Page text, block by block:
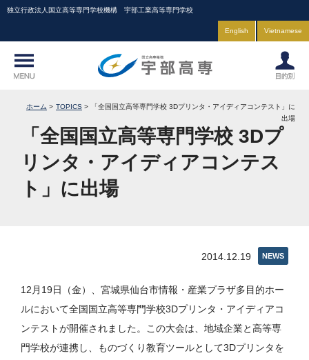
独立行政法人国立高等専門学校機構 宇部工業高等専門学校
English Vietnamese
ホーム TOPICS
「全国国立高等専門学校 3Dプリンタ・アイディアコンテスト」に
出場
「全国国立高等専門学校 3Dプ
リンタ・アイディアコンテス
ト」に出場
NEWS
2014.12.19
12月19日（金）、宮城県仙台市情報・産業プラザ多目的ホー
ルにおいて全国国立高等専門学校3Dプリンタ・アイディアコ
ンテストが開催されました。この大会は、地域企業と高等専
門学校が連携し、ものづくり教育ツールとして3Dプリンタを